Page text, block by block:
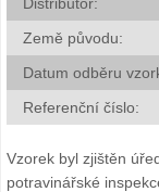
Země původu:
Datum odběru
Referenční číslo:
Vzorek byl zjištěn
potravinářské